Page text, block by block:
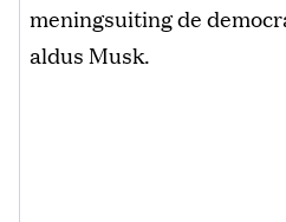
meningsuiting de
aldus Musk.